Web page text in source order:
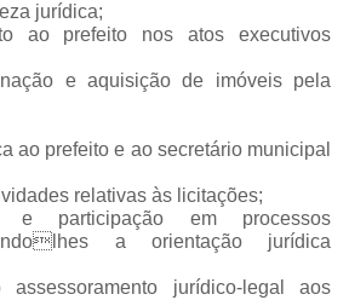
jurídica;
ao prefeito nos atos executivos
e aquisição de imóveis pela
ao prefeito e ao secretário municipal
relativas às licitações;
participação em processos
a orientação jurídica
jurídico-legal aos